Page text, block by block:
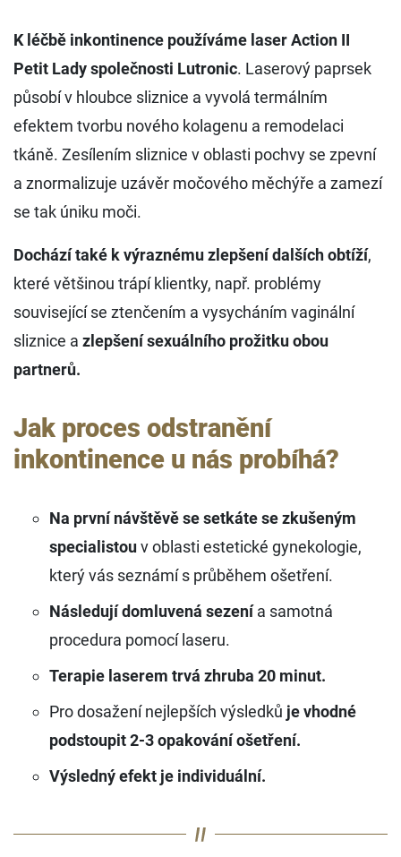
K léčbě inkontinence používáme laser Action II
Petit Lady společnosti Lutronic. Laserový paprsek
působí v hloubce sliznice a vyvolá termálním
efektem tvorbu nového kolagenu a remodelaci
tkáně. Zesílením sliznice v oblasti pochvy se zpevní
a znormalizuje uzávěr močového měchýře a zamezí
se tak úniku moči.
Dochází také k výraznému zlepšení dalších obtíží,
které většinou trápí klientky, např. problémy
související se ztenčením a vysycháním vaginální
sliznice a zlepšení sexuálního prožitku obou
partnerů.
Jak proces odstranění
inkontinence u nás probíhá?
Na první návštěvě se setkáte se zkušeným
specialistouv oblasti estetické gynekologie,
který vás seznámí s průběhem ošetření.
Následují domluvená sezenía samotná
procedura pomocí laseru.
Terapie laserem trvá zhruba 20 minut.
Pro dosažení nejlepších výsledků je vhodné
podstoupit 2-3 opakování ošetření.
Výsledný efekt je individuální.